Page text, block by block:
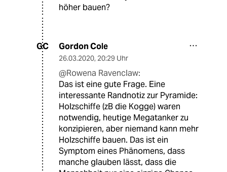
höher bauen?
GC Gordon Cole
26.03.2020, 20:29 Uhr
@Rowena Ravenclaw:
Das ist eine gute Frage. Eine
interessante Randnotiz zur Pyramide:
Holzschiffe (zB die Kogge) waren
notwendig, heutige Megatanker zu
konzipieren, aber niemand kann mehr
Holzschiffe bauen. Das ist ein
Symptom eines Phänomens, dass
manche glauben lässt, dass die